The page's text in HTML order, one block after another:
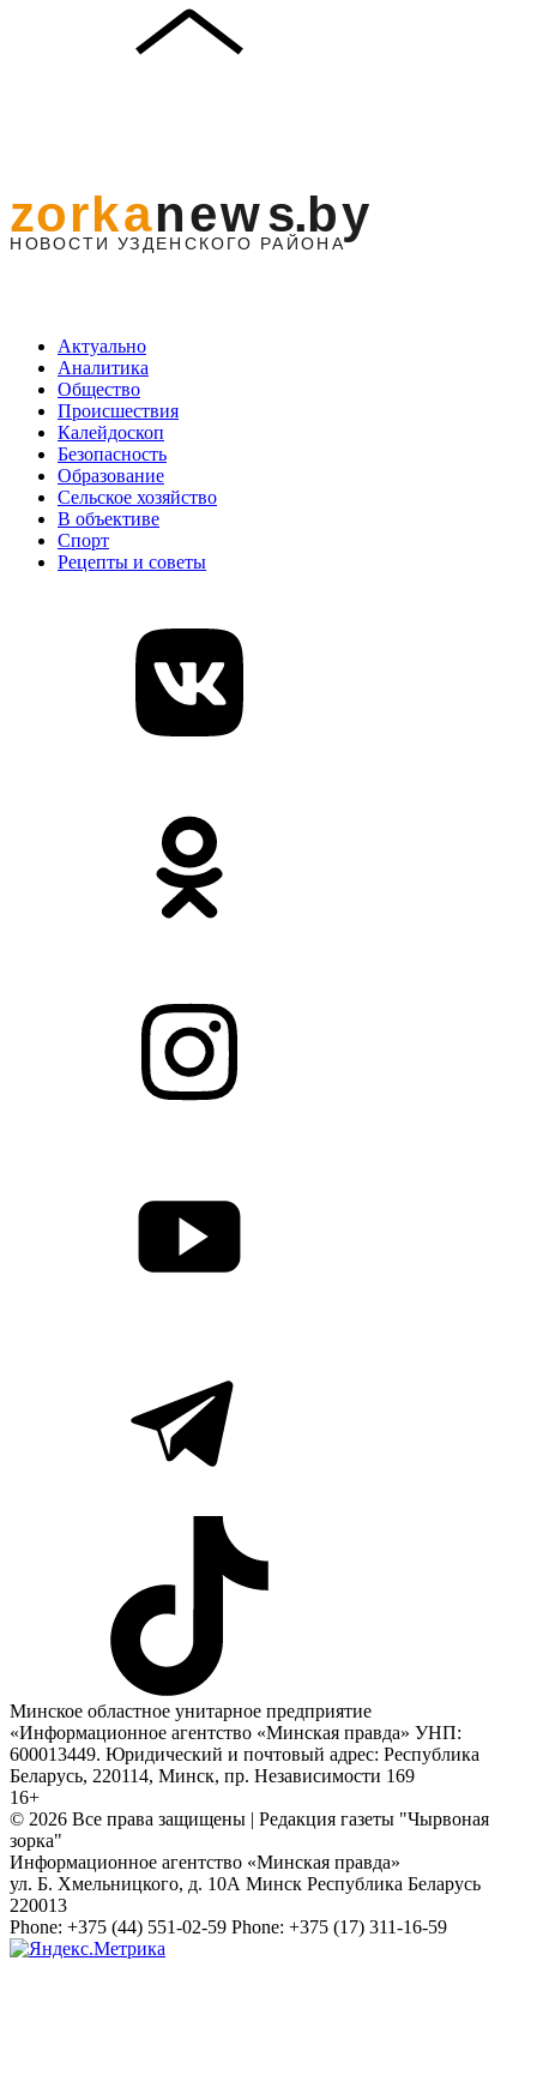
Актуально
Аналитика
Общество
Происшествия
Калейдоскоп
Безопасность
Образование
Сельское хозяйство
В объективе
Спорт
Рецепты и советы
Минское областное унитарное предприятие
«Информационное агентство «Минская правда» УНП:
600013449. Юридический и почтовый адрес: Республика
Беларусь, 220114, Минск, пр. Независимости 169
16+
© 2026 Все права защищены | Редакция газеты "Чырвоная
зорка"
Информационное агентство «Минская правда»
ул. Б. Хмельницкого, д. 10А Минск Республика Беларусь
220013
Phone: +375 (44) 551-02-59 Phone: +375 (17) 311-16-59